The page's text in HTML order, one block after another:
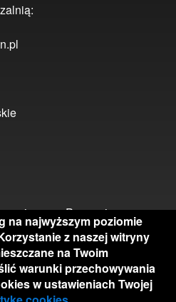
w Poznaniu
na najwyższym poziomie
z naszej witryny
na Twoim
warunki przechowywania
w ustawieniach Twojej